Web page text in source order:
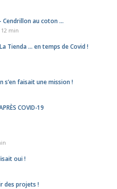
Cendrillon au coton …
min
Tienda … en temps de Covid !
s’en faisait une mission !
COVID-19
oui !
des projets !